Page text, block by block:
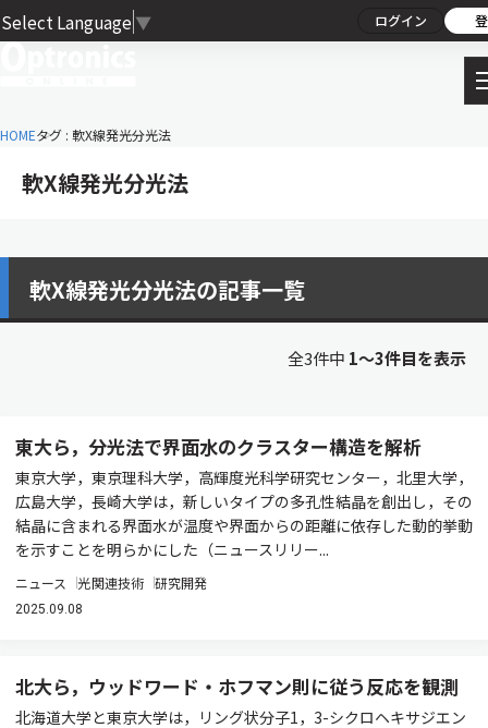
Select Language ▼ ログイン
HOMEタグ : 軟X線発光分光法
軟X線発光分光法
軟X線発光分光法の記事一覧
全3件中 1〜3件目を表示
東大ら，分光法で界面水のクラスター構造を解析
東京大学，東京理科大学，高輝度光科学研究センター，北里大学，
広島大学，長崎大学は，新しいタイプの多孔性結晶を創出し，その
結晶に含まれる界面水が温度や界面からの距離に依存した動的挙動
を示すことを明らかにした（ニュースリリー...
ニュース 光関連技術 研究開発
2025.09.08
北大ら，ウッドワード・ホフマン則に従う反応を観測
北海道大学と東京大学は，リング状分子1，3-シクロヘキサジエン